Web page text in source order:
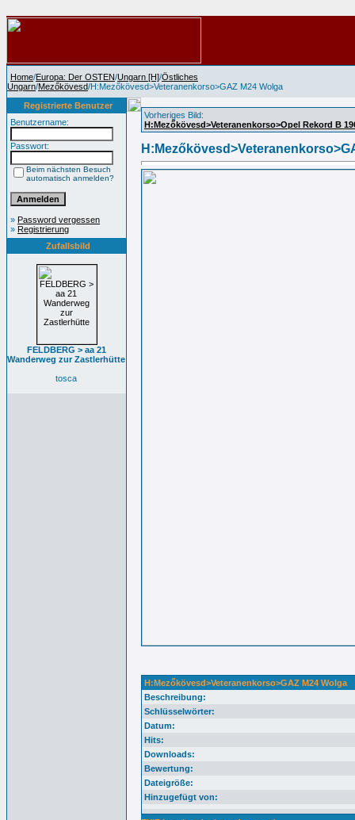
Home/Europa: Der OSTEN/Ungarn [H]/Östliches
Ungarn/Mezőkövesd/H:Mezőkövesd>Veteranenkorso>GAZ M24 Wolga
Registrierte Benutzer
Benutzername:
Passwort:
Beim nächsten Besuch
automatisch anmelden?
» Password vergessen
» Registrierung
Zufallsbild
FELDBERG > aa 21
Wanderweg zur Zastlerhütte
tosca
Vorheriges Bild:
H:Mezőkövesd>Veteranenkorso>Opel Rekord B
H:Mezőkövesd>Veteranenkorso>GAZ M24 Wolga
Beschreibung:
Schlüsselwörter:
Datum:
Hits:
Downloads:
Bewertung:
Dateigröße:
Hinzugefügt von: